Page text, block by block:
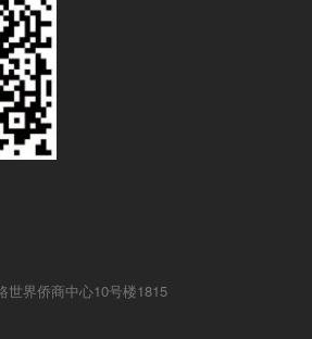
世界侨商中心10号楼1815